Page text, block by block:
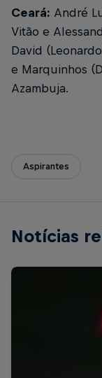
Ceará: André
Vitão e
David
e Marquinhos
Azambuja.
Aspirantes
Notícias